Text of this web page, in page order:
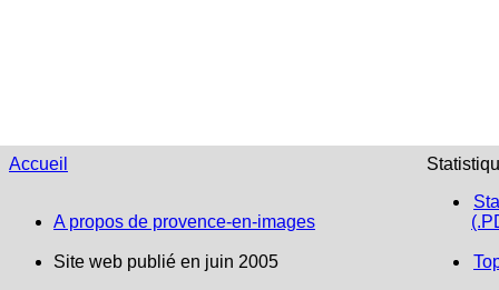
Accueil
A propos de provence-en-images
Site web publié en juin 2005